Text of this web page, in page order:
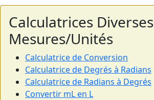
Calculatrices Diverses
Mesures/Unités
Calculatrice de Conversion
Calculatrice de Degrés à Radians
Calculatrice de Radians à Degrés
Convertir mL en L